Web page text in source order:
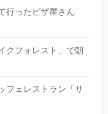
行ったピザ屋さん
クフォレスト」で朝
フェレストラン「サ